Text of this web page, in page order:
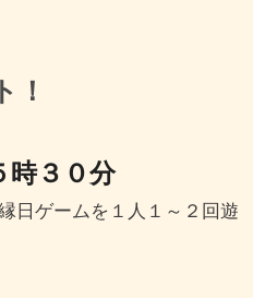
！
時３０分
日ゲームを１人１～２回遊